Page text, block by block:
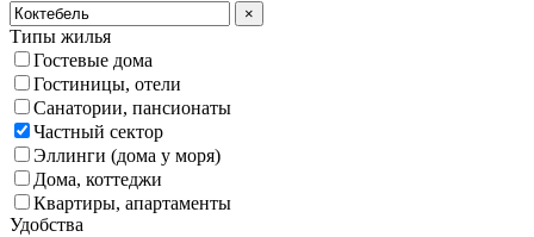
×
Типы жилья
Гостевые дома
Гостиницы, отели
Санатории, пансионаты
Частный сектор
Эллинги (дома у моря)
Дома, коттеджи
Квартиры, апартаменты
Удобства